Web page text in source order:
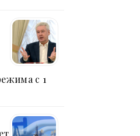
с 1